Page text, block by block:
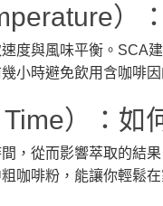
）
度與風味平衡。SCA
小時避免飲用含咖啡
）：如
，從而影響萃取的結
咖啡粉，能讓你輕鬆